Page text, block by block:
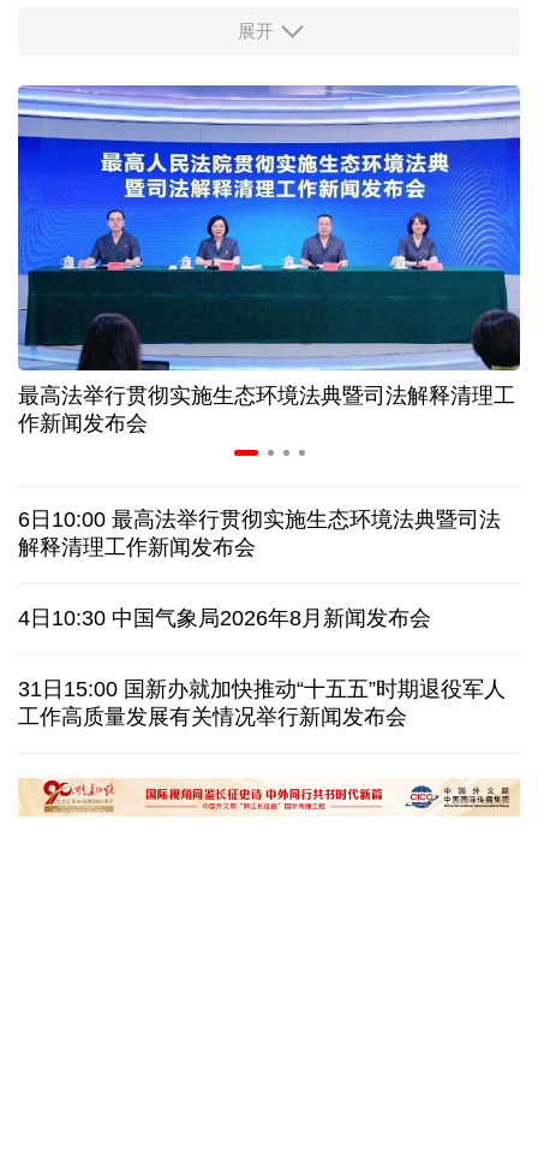
中国多地出台带薪休假新政 释放消费潜力
入境游火热 前7月北京离境退税各项数据均创新高
我国自阿根廷进口的牛肉已达到规定数量的50%
上半年我国黄金消费量511.412吨，同比增长1.23%
AI客服承诺不实、人工客服接入困难 中消协回应
数据有了“身份证” 我国正稳步推进数据产权登记
白宫否认特朗普与赫格塞思因弹药库存短缺发生争执
美媒称美国增派人手 在古巴加大力度开展情报活动
巴西降级与阿根廷关系 阿称驻巴大使将“回国休假”
韩国总统要求加速整合军校 防范再度发生军事政变
展开
最高法举行贯彻实施生态环境法典暨司法解释清理工
作新闻发布会
6日10:00 最高法举行贯彻实施生态环境法典暨司法
解释清理工作新闻发布会
4日10:30 中国气象局2026年8月新闻发布会
31日15:00 国新办就加快推动“十五五”时期退役军人
工作高质量发展有关情况举行新闻发布会